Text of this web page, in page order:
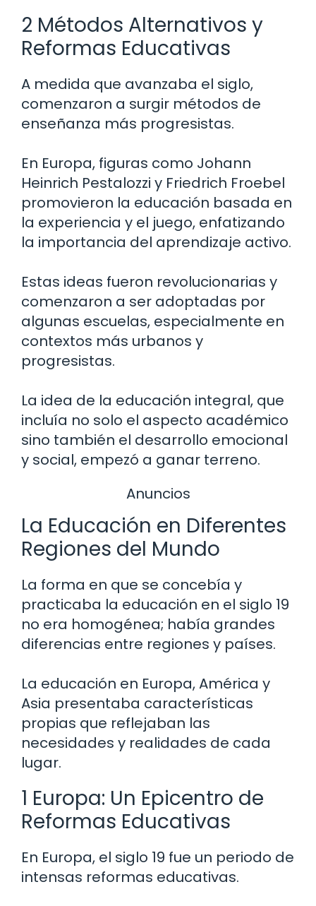
2 Métodos Alternativos y
Reformas Educativas
A medida que avanzaba el siglo,
comenzaron a surgir métodos de
enseñanza más progresistas.
En Europa, figuras como Johann
Heinrich Pestalozzi y Friedrich Froebel
promovieron la educación basada en
la experiencia y el juego, enfatizando
la importancia del aprendizaje activo.
Estas ideas fueron revolucionarias y
comenzaron a ser adoptadas por
algunas escuelas, especialmente en
contextos más urbanos y
progresistas.
La idea de la educación integral, que
incluía no solo el aspecto académico
sino también el desarrollo emocional
y social, empezó a ganar terreno.
Anuncios
La Educación en Diferentes
Regiones del Mundo
La forma en que se concebía y
practicaba la educación en el siglo 19
no era homogénea; había grandes
diferencias entre regiones y países.
La educación en Europa, América y
Asia presentaba características
propias que reflejaban las
necesidades y realidades de cada
lugar.
1 Europa: Un Epicentro de
Reformas Educativas
En Europa, el siglo 19 fue un periodo de
intensas reformas educativas.